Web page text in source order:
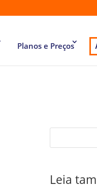
Planos e Preços
Leia